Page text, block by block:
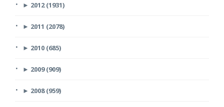
► 2012 (1931)
► 2011 (2078)
► 2010 (685)
► 2009 (909)
► 2008 (959)